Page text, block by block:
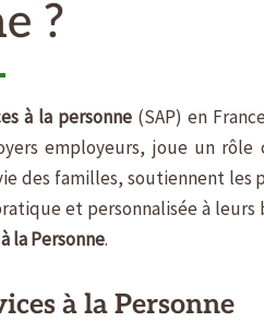
?
à la personne(SAP) en
employeurs, joue un rôle
des familles, soutiennent les
et personnalisée à
la Personne.
à la Personne